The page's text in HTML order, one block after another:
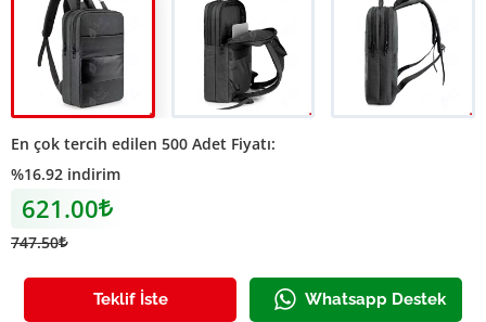
Derili Çanta Derili Çanta
Derili Çanta
En çok tercih edilen 500 Adet Fiyatı:
%16.92 indirim
621.00
747.50 Lira
Teklif İste Whatsapp Destek